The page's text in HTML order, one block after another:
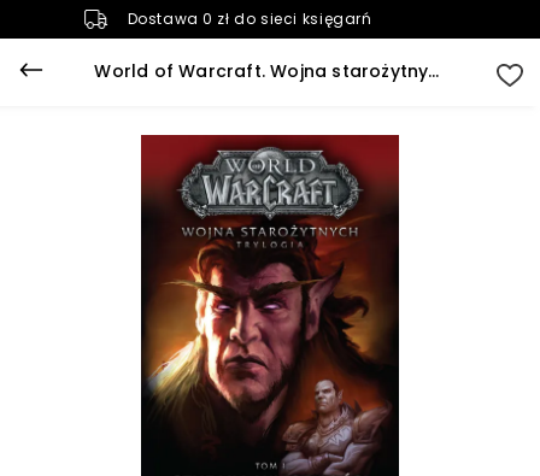
Dostawa 0 zł do sieci księgarń
World of Warcraft. Wojna starożytnych. 1. World of Warcraft: Studnia Wieczności. Wojna starożytnych. (e-book)